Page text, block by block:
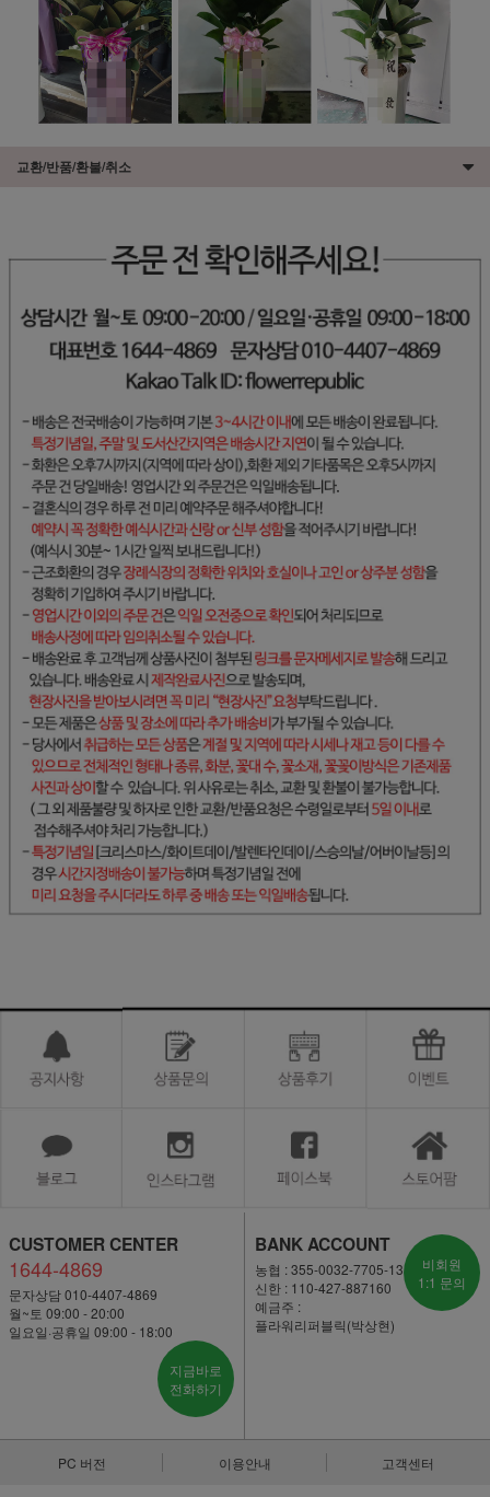
교환/반품/환불/취소
CUSTOMER CENTER
1644-4869
문자상담 010-4407-4869
월~토 09:00 - 20:00
일요일·공휴일 09:00 - 18:00
지금바로
전화하기
BANK ACCOUNT
농협 : 355-0032-7705-13
신한 : 110-427-887160
예금주 :
플라워리퍼블릭(박상현)
비회원
1:1 문의
PC 버전 이용안내 고객센터